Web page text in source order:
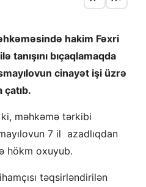
hakim Fəxri
tanışını bıçaqlamaqda
cinayət işi üzrə
məhkəmə tərkibi
7 il azadlıqdan
hökm oxuyub.
təqsirləndirilən